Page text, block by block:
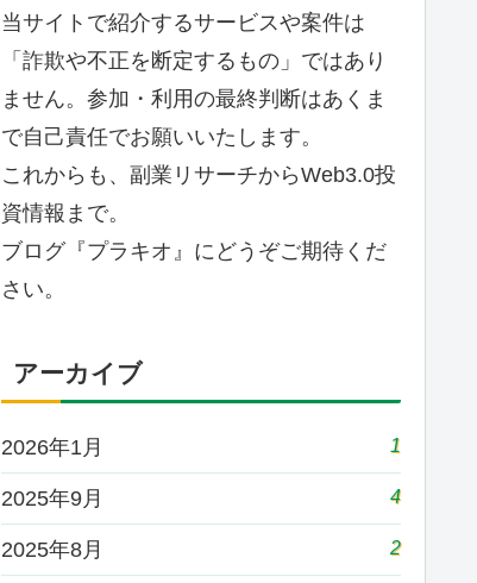
当サイトで紹介するサービスや案件は
「詐欺や不正を断定するもの」ではあり
ません。参加・利用の最終判断はあくま
で自己責任でお願いいたします。
これからも、副業リサーチからWeb3.0投
資情報まで。
ブログ『プラキオ』にどうぞご期待くだ
さい。
アーカイブ
2026年1月 1
2025年9月 4
2025年8月 2